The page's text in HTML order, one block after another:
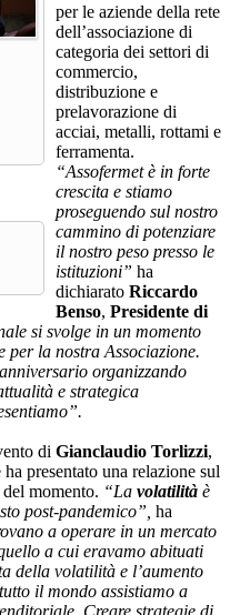
per le aziende della rete
dell’associazione di
categoria dei settori di
commercio,
distribuzione e
prelavorazione di
acciai, metalli, rottami e
ferramenta.
“Assofermet è in forte
crescita e stiamo
proseguendo sul nostro
cammino di potenziare
il nostro peso presso le
istituzioni” ha
dichiarato Riccardo
Benso, Presidente di
si svolge in un momento
la nostra Associazione.
organizzando
e strategica
di Gianclaudio Torlizzi,
ha presentato una relazione sul
momento. “La volatilità è
post-pandemico”, ha
a operare in un mercato
a cui eravamo abituati
della volatilità e l’aumento
il mondo assistiamo a
Creare strategie di